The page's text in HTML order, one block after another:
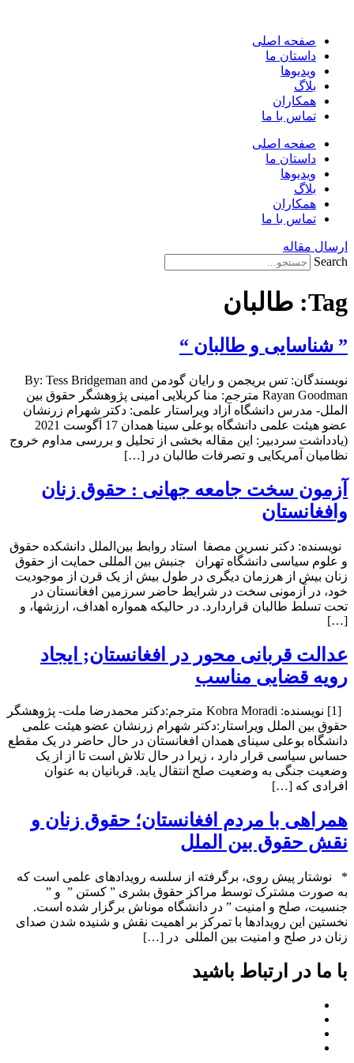
محتوا
صفحه اصلی
داستان ما
ویدیوها
بلاگ
همکاران
تماس با ما
صفحه اصلی
داستان ما
ویدیوها
بلاگ
همکاران
تماس با ما
ارسال مقاله
Search
Tag: طالبان
” شناسایی و طالبان “
نویسندگان: تس بریجمن و رایان گودمن By: Tess Bridgeman and
Rayan Goodman مترجم: منا کربلایی امینی پژوهشگر حقوق بین
الملل- مدرس دانشگاه آزاد ویراستار علمی: دکتر شهرام زرنشان
عضو هیئت علمی دانشگاه بوعلی سینا همدان 17 آگوست 2021
(یادداشت سردبیر: این مقاله بخشی از تحلیل و بررسی مداوم خروج
نظامیان آمریکایی و تصرفات طالبان در […]
آزمون سخت جامعه جهانی : حقوق زنان
وافغانستان
نویسنده: دکتر نسرین مصفا استاد روابط‌ بین‌الملل دانشکده حقوق
و علوم سیاسی دانشگاه تهران جنبش بین المللی حمایت از حقوق
زنان بیش از هرزمان دیگری در طول بیش از یک قرن از موجودیت
خود، در آزمونی سخت در شرایط حاضر سرزمین افغانستان در
تحت تسلط طالبان قراردارد. در حالیکه همواره اهداف، ارزشها، و
[…]
عدالت قربانی محور در افغانستان; ایجاد
رویه قضایی مناسب
[1] نویسنده: Kobra Moradi مترجم:دکتر محمدرضا ملت- پژوهشگر
حقوق بین الملل ویراستار:دکتر شهرام زرنشان عضو هیئت علمی
دانشگاه بوعلی سینای همدان افغانستان در حال حاضر در یک مقطع
حساس سیاسی قرار دارد ، زیرا در حال تلاش است تا از از یک
وضعیت جنگی به وضعیت صلح انتقال یابد. قربانیان به عنوان
افرادی که […]
همراهی با مردم افغانستان؛ حقوق زنان و
نقش حقوق بین الملل
* نوشتار پیش روی، برگرفته از سلسه رویدادهای علمی است که
به صورت مشترک توسط مراکز حقوق بشری ” کستن ” و ”
جنسیت، صلح و امنیت ” در دانشگاه موناش برگزار شده است.
نخستین این رویدادها با تمرکز بر اهمیت نقش و شنیده شدن صدای
زنان در صلح و امنیت بین المللی در […]
با ما در ارتباط باشید